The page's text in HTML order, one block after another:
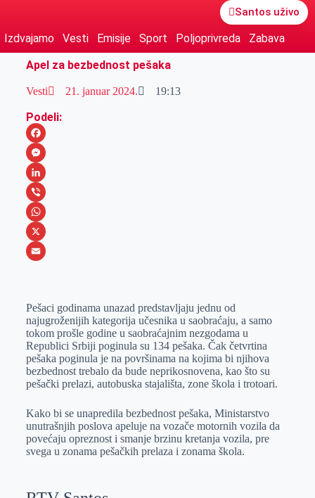
Santos uživo
Izdvajamo Vesti Emisije Sport Poljoprivreda
Zabava
Apel za bezbednost pešaka
Vesti 21. januar 2024. 19:13
Podeli:
F
a
c
e
b
o
M
e
s
s
e
e
r
L
i
n
k
I
n
V
i
b
W
h
s
A
p
p
X
a
i
l
Pešaci godinama unazad predstavljaju jednu od
najugroženijih kategorija učesnika u saobraćaju, a samo
tokom prošle godine u saobraćajnim nezgodama u
Republici Srbiji poginula su 134 pešaka. Čak četvrtina
pešaka poginula je na površinama na kojima bi njihova
bezbednost trebalo da bude neprikosnovena, kao što su
pešački prelazi, autobuska stajališta, zone škola i trotoari.
Kako bi se unapredila bezbednost pešaka, Ministarstvo
unutrašnjih poslova apeluje na vozače motornih vozila da
povećaju opreznost i smanje brzinu kretanja vozila, pre
svega u zonama pešačkih prelaza i zonama škola.